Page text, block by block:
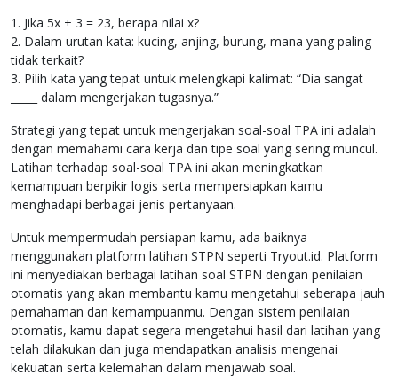
1. Jika 5x + 3 = 23, berapa nilai x?
2. Dalam urutan kata: kucing, anjing, burung, mana yang paling
tidak terkait?
3. Pilih kata yang tepat untuk melengkapi kalimat: “Dia sangat
_____ dalam mengerjakan tugasnya.”
Strategi yang tepat untuk mengerjakan soal-soal TPA ini adalah
dengan memahami cara kerja dan tipe soal yang sering muncul.
Latihan terhadap soal-soal TPA ini akan meningkatkan
kemampuan berpikir logis serta mempersiapkan kamu
menghadapi berbagai jenis pertanyaan.
Untuk mempermudah persiapan kamu, ada baiknya
menggunakan platform latihan STPN seperti Tryout.id. Platform
ini menyediakan berbagai latihan soal STPN dengan penilaian
otomatis yang akan membantu kamu mengetahui seberapa jauh
pemahaman dan kemampuanmu. Dengan sistem penilaian
otomatis, kamu dapat segera mengetahui hasil dari latihan yang
telah dilakukan dan juga mendapatkan analisis mengenai
kekuatan serta kelemahan dalam menjawab soal.